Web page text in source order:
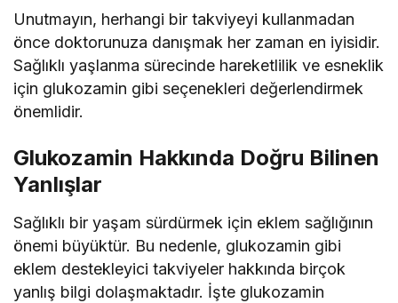
Unutmayın, herhangi bir takviyeyi kullanmadan
önce doktorunuza danışmak her zaman en iyisidir.
Sağlıklı yaşlanma sürecinde hareketlilik ve esneklik
için glukozamin gibi seçenekleri değerlendirmek
önemlidir.
Glukozamin Hakkında Doğru Bilinen
Yanlışlar
Sağlıklı bir yaşam sürdürmek için eklem sağlığının
önemi büyüktür. Bu nedenle, glukozamin gibi
eklem destekleyici takviyeler hakkında birçok
yanlış bilgi dolaşmaktadır. İşte glukozamin